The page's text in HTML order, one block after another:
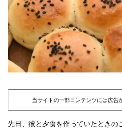
当サイトの一部コンテンツには広告
先日、彼と夕食を作っていたときの